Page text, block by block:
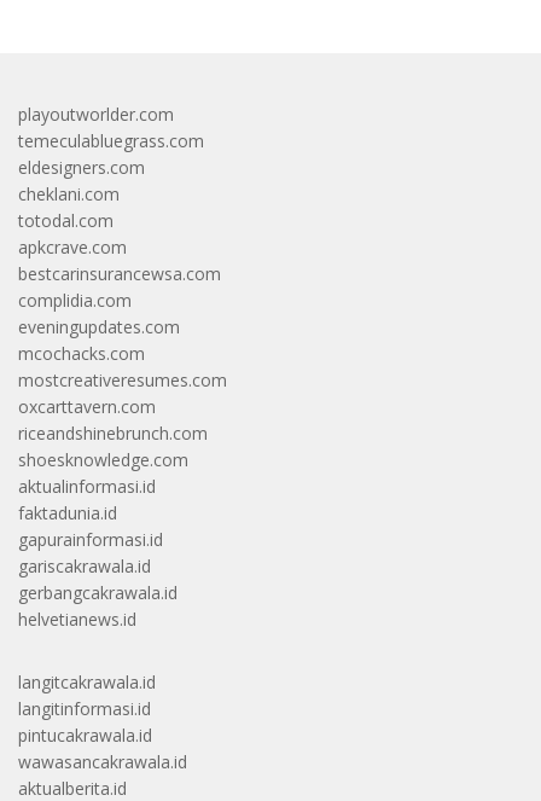
playoutworlder.com
temeculabluegrass.com
eldesigners.com
cheklani.com
totodal.com
apkcrave.com
bestcarinsurancewsa.com
complidia.com
eveningupdates.com
mcochacks.com
mostcreativeresumes.com
oxcarttavern.com
riceandshinebrunch.com
shoesknowledge.com
aktualinformasi.id
faktadunia.id
gapurainformasi.id
gariscakrawala.id
gerbangcakrawala.id
helvetianews.id
langitcakrawala.id
langitinformasi.id
pintucakrawala.id
wawasancakrawala.id
aktualberita.id